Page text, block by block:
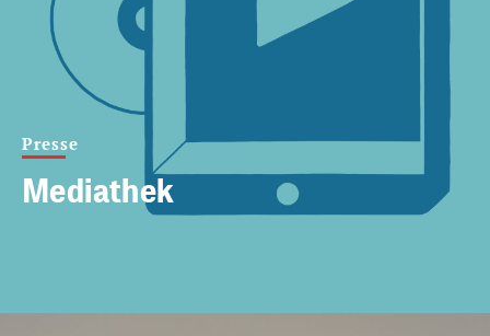
Presse
Mediathek